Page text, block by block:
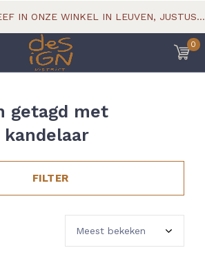
0
WINKEL IN LEUVEN, JUSTUS LIPSIUSSTRAAT 18
getagd met
FILTER